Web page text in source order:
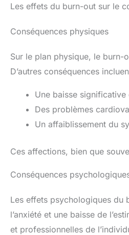
Les effets du burn-out sur le
Conséquences physiques
Sur le plan physique, le burn-
D’autres conséquences
Une baisse significative
Des problèmes
Un affaiblissement du
Ces affections, bien que
Conséquences
Les effets psychologiques du
l’anxiété et une baisse de
et professionnelles de